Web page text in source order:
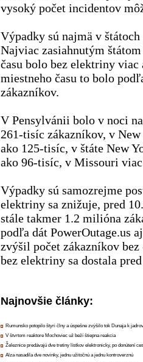
vysoký počet incidentov
Výpadky sú najmä v štátoch
Najviac zasiahnutým
času bolo bez elektriny
miestneho času to bolo
zákazníkov.
V Pensylvánii bolo v noci
261-tisíc zákazníkov, v
ako 125-tisíc, v štáte New
ako 96-tisíc, v Missouri
Výpadky sú samozrejme
elektriny sa znižuje, pred
stále takmer 1.2 milióna
podľa dát PowerOutage.us
zvýšil počet zákazníkov
bez elektriny sa dostala
Najnovšie články:
Rumunsko potopilo štyri člny a úspešne zvýšilo tok Dunaja k
V štvrtom reaktore Mochoviec už beží štiepna reakcia
Železnice predávajú dve tretiny lístkov elektronicky, po donútení
Alza nasadila dve novinky, jednu užitočnú a jednu kontroverznú